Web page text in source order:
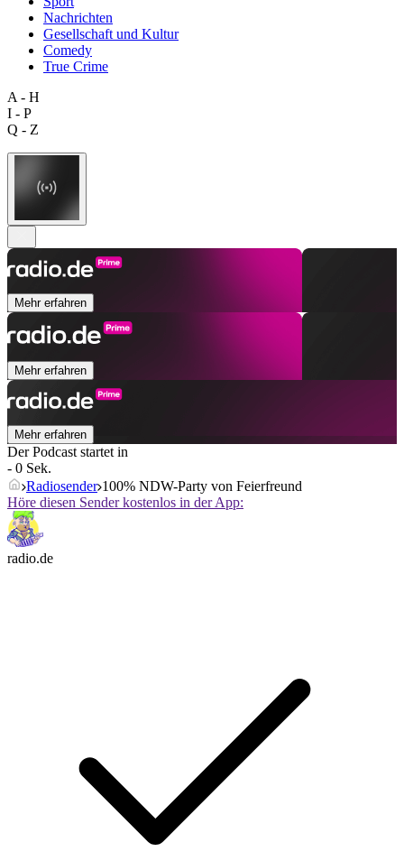
Nachrichten
Gesellschaft und Kultur
Comedy
True Crime
A - H
I - P
Q - Z
Mehr erfahren
Mehr erfahren
Mehr erfahren
Der Podcast startet in
- 0 Sek.
Radiosender 100% NDW-Party von Feierfreund
Höre diesen Sender kostenlos in der App:
radio.de